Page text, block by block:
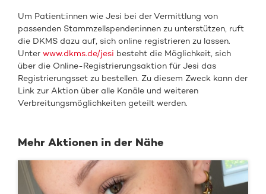
Um Patient:innen wie Jesi bei der Vermittlung von
passenden Stammzellspender:innen zu unterstützen, ruft
die DKMS dazu auf, sich online registrieren zu lassen.
Unterwww.dkms.de/jesi besteht die Möglichkeit, sich
über die Online-Registrierungsaktion für Jesi das
Registrierungsset zu bestellen. Zu diesem Zweck kann der
Link zur Aktion über alle Kanäle und weiteren
Verbreitungsmöglichkeiten geteilt werden.
Mehr Aktionen in der Nähe